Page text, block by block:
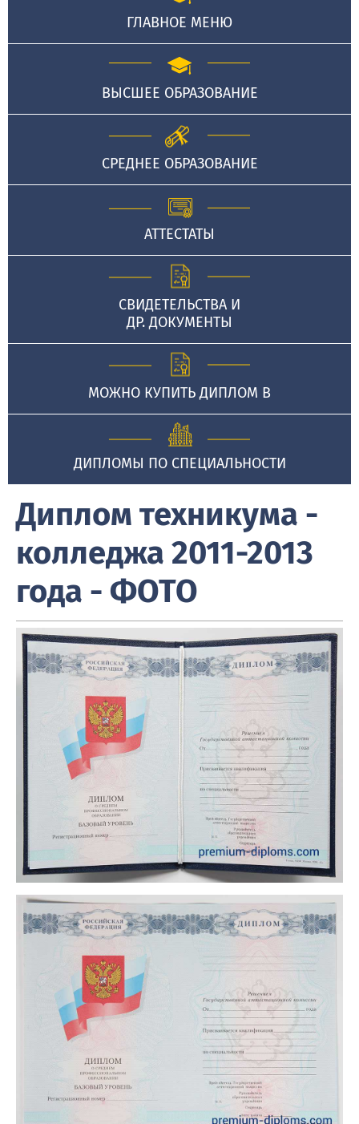
ГЛАВНОЕ МЕНЮ
ВЫСШЕЕ ОБРАЗОВАНИЕ
СРЕДНЕЕ ОБРАЗОВАНИЕ
АТТЕСТАТЫ
СВИДЕТЕЛЬСТВА И
ДР. ДОКУМЕНТЫ
МОЖНО КУПИТЬ ДИПЛОМ В
ДИПЛОМЫ ПО СПЕЦИАЛЬНОСТИ
Диплом техникума -
колледжа 2011-2013
года - ФОТО